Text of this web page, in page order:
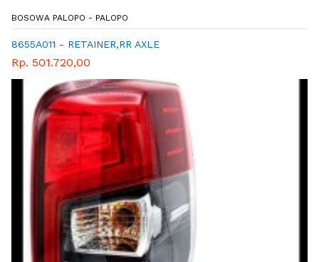
BOSOWA PALOPO - PALOPO
8655A011 - RETAINER,RR AXLE
Rp. 501.720,00